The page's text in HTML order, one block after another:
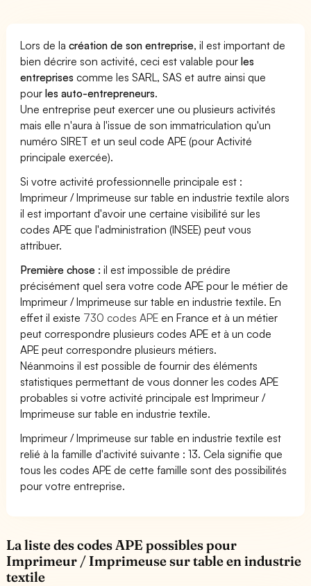
Lors de lacréation de son entreprise, il est important de
bien décrire son activité, ceci est valable pourles
entreprises comme les SARL, SAS et autre ainsi que
pourles auto-entrepreneurs.
Une entreprise peut exercer une ou plusieurs activités
mais elle n'aura à l'issue de son immatriculation qu'un
numéro SIRET et un seul code APE (pour Activité
principale exercée).
Si votre activité professionnelle principale est :
Imprimeur / Imprimeuse sur table en industrie textile alors
il est important d'avoir une certaine visibilité sur les
codes APE que l'administration (INSEE) peut vous
attribuer.
Première chose : il est impossible de prédire
précisément quel sera votre code APE pour le métier de
Imprimeur / Imprimeuse sur table en industrie textile. En
effet il existe 730 codes APE en France et à un métier
peut correspondre plusieurs codes APE et à un code
APE peut correspondre plusieurs métiers.
Néanmoins il est possible de fournir des éléments
statistiques permettant de vous donner les codes APE
probables si votre activité principale est Imprimeur /
Imprimeuse sur table en industrie textile.
Imprimeur / Imprimeuse sur table en industrie textile est
relié à la famille d'activité suivante : 13. Cela signifie que
tous les codes APE de cette famille sont des possibilités
pour votre entreprise.
La liste des codes APE possibles pour
Imprimeur / Imprimeuse sur table en industrie
textile